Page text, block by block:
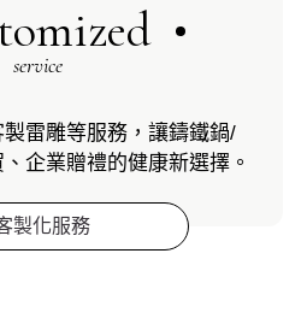
service
雷雕等服務，讓鑄鐵鍋/
企業贈禮的健康新選擇。
製化服務